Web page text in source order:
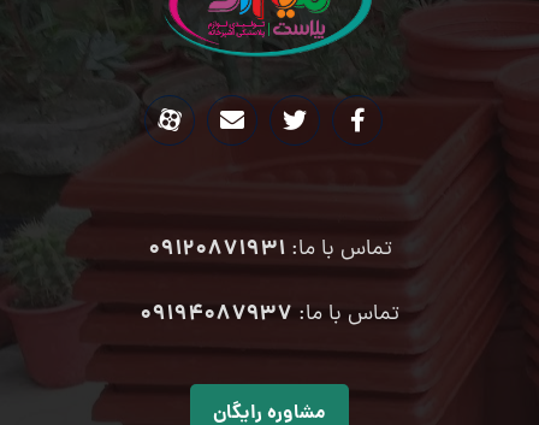
تماس با ما:09120871931
تماس با ما: ۰۹۱۹۴۰۸۷۹۳۷
مشاوره رایگان